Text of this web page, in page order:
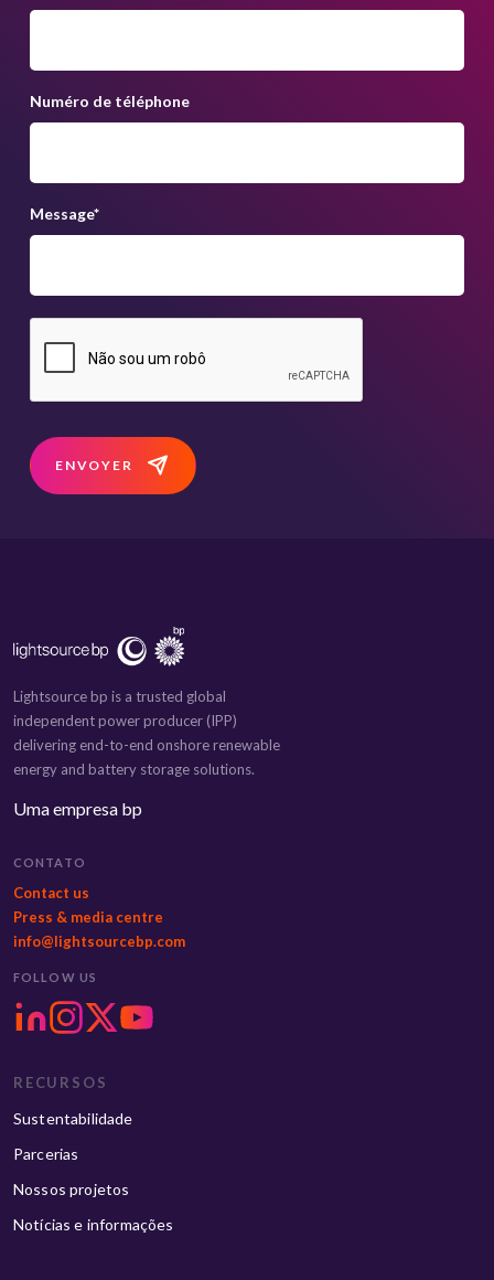
Numéro de téléphone
Message*
ENVOYER
Lightsource bp is a trusted global
independent power producer (IPP)
delivering end-to-end onshore renewable
energy and battery storage solutions.
Uma empresa bp
CONTATO
Contact us
Press & media centre
info@lightsourcebp.com
FOLLOW US
RECURSOS
Sustentabilidade
Parcerias
Nossos projetos
Notícias e informações